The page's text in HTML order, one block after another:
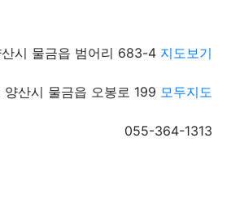
시 물금읍 범어리 683-4 지도보기
양산시 물금읍 오봉로 199 모두지도
055-364-1313